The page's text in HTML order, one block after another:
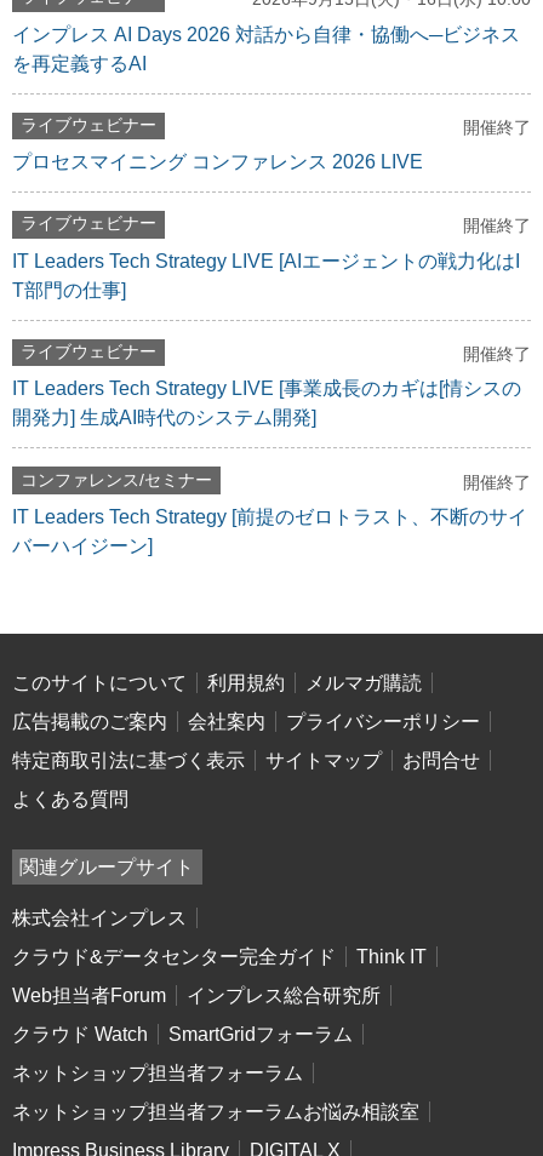
インプレス AI Days 2026 対話から自律・協働へ─ビジネス
を再定義するAI
ライブウェビナー 開催終了
プロセスマイニング コンファレンス 2026 LIVE
ライブウェビナー 開催終了
IT Leaders Tech Strategy LIVE [AIエージェントの戦力化はI
T部門の仕事]
ライブウェビナー 開催終了
IT Leaders Tech Strategy LIVE [事業成長のカギは[情シスの
開発力] 生成AI時代のシステム開発]
コンファレンス/セミナー 開催終了
IT Leaders Tech Strategy [前提のゼロトラスト、不断のサイ
バーハイジーン]
このサイトについて 利用規約
メルマガ購読
広告掲載のご案内
会社案内
プライバシーポリシー
特定商取引法に基づく表示
サイトマップ
お問合せ
よくある質問
関連グループサイト
株式会社インプレス
クラウド&データセンター完全ガイド
Think IT
Web担当者Forum
インプレス総合研究所
クラウド Watch
SmartGridフォーラム
ネットショップ担当者フォーラム
ネットショップ担当者フォーラムお悩み相談室
Impress Business Library
DIGITAL X